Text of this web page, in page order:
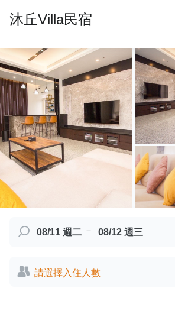
沐丘Villa民宿
08/11 週二 － 08/12 週三
請選擇入住人數